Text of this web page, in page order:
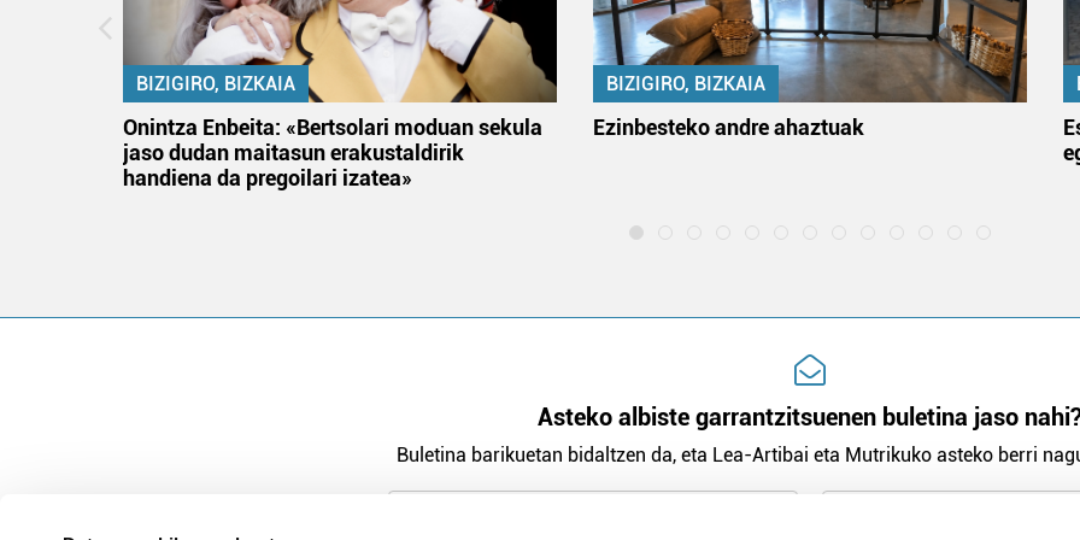
BIZIGIRO, BIZKAIA
Onintza Enbeita: «Bertsolari moduan sekula
jaso dudan maitasun erakustaldirik
handiena da pregoilari izatea»
BIZIGIRO, BIZKAIA
Ezinbesteko andre ahaztuak
Asteko albiste garrantzitsuenen buletina jaso
Buletina barikuetan bidaltzen da, eta Lea-Artibai eta Mutrikuko asteko berri